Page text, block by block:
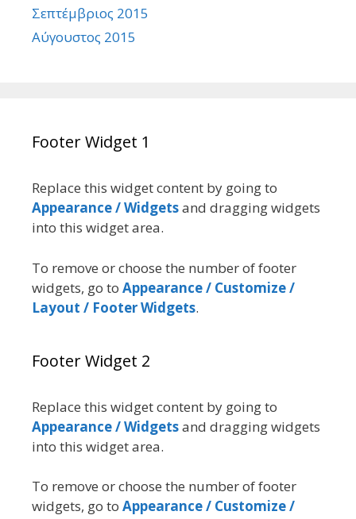
Σεπτέμβριος 2015
Αύγουστος 2015
Footer Widget 1
Replace this widget content by going to
Appearance / Widgetsand dragging widgets
into this widget area.
To remove or choose the number of footer
widgets, go to Appearance / Customize /
Layout / Footer Widgets.
Footer Widget 2
Replace this widget content by going to
Appearance / Widgetsand dragging widgets
into this widget area.
To remove or choose the number of footer
widgets, go to Appearance / Customize /